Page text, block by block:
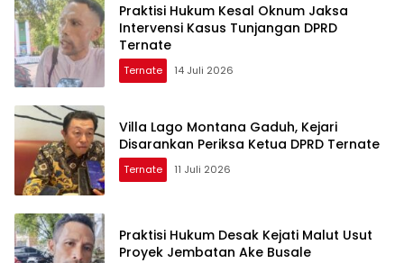
Praktisi Hukum Kesal Oknum Jaksa
Intervensi Kasus Tunjangan DPRD
Ternate
Ternate 14 Juli 2026
Villa Lago Montana Gaduh, Kejari
Disarankan Periksa Ketua DPRD Ternate
Ternate 11 Juli 2026
Praktisi Hukum Desak Kejati Malut Usut
Proyek Jembatan Ake Busale